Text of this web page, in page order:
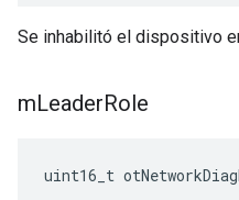
Se inhabilitó el dispositivo
mLeaderRole
uint16_t